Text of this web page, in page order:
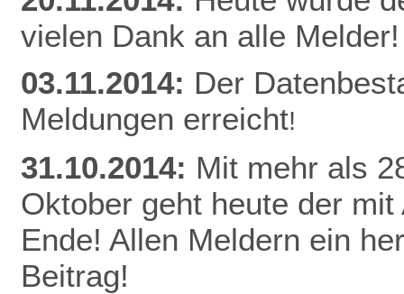
vielen Dank an alle Melder!
03.11.2014: Der
Meldungen erreicht!
31.10.2014: Mit mehr als
Oktober geht heute der
Ende! Allen Meldern ein
Beitrag!